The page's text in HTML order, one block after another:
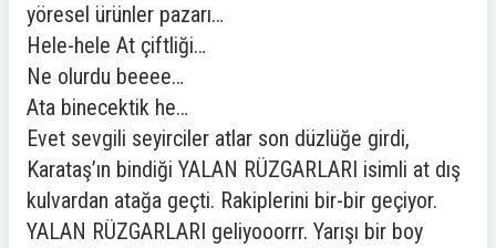
yöresel ürünler pazarı…
Hele-hele At çiftliği…
Ne olurdu beeee…
Ata binecektik he…
Evet sevgili seyirciler atlar son düzlüğe girdi,
Karataş’ın bindiği YALAN RÜZGARLARI isimli at dış
kulvardan atağa geçti. Rakiplerini bir-bir geçiyor.
YALAN RÜZGARLARI geliyooorrr. Yarışı bir boy